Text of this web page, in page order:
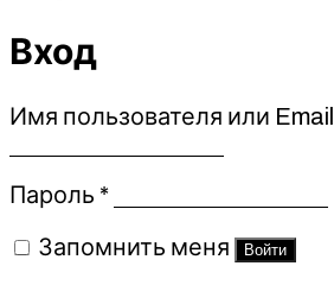
Вход
Имя пользователя или Email
Пароль *Обязательно
Запомнить меня Войти